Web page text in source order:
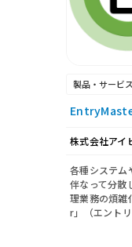
製品・サービス
株式会社アイ
各種システム
伴なって分散
理業務の煩
r」（エント